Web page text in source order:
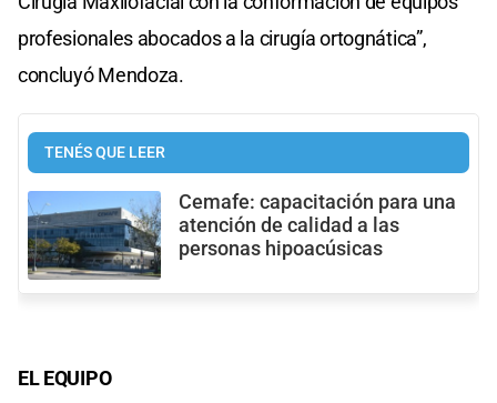
profesionales abocados a la cirugía ortognática”,
concluyó Mendoza.
TENÉS QUE LEER
Cemafe: capacitación para una
atención de calidad a las
personas hipoacúsicas
EL EQUIPO